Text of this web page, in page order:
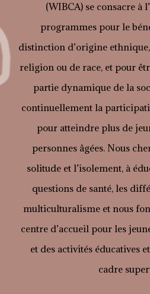
(WIBCA) se consacre à
programmes pour le
distinction d’origine ethnique,
religion ou de race, et pour
partie dynamique de la
continuellement la
pour atteindre plus de
personnes âgées. Nous
solitude et l’isolement, à
questions de santé, les
multiculturalisme et nous
centre d’accueil pour les
et des activités éducatives
cadre